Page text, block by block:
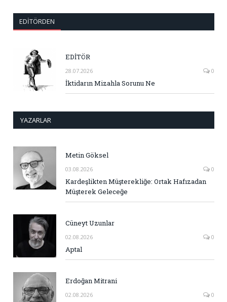
EDITÖRDEN
EDİTÖR
28.07.2026 0
İktidarın Mizahla Sorunu Ne
YAZARLAR
Metin Göksel
03.08.2026 0
Kardeşlikten Müşterekliğe: Ortak Hafızadan
Müşterek Geleceğe
Cüneyt Uzunlar
02.08.2026 0
Aptal
Erdoğan Mitrani
02.08.2026 0